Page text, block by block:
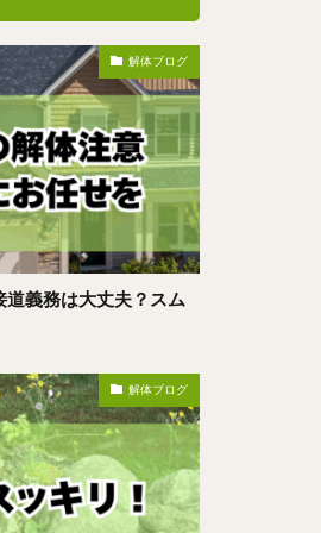
解体ブログ
義務は大丈夫？スム
解体ブログ